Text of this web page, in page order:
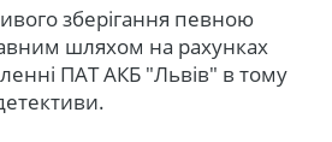
зберігання певною
шляхом на рахунках
ПАТ АКБ "Львів" в тому